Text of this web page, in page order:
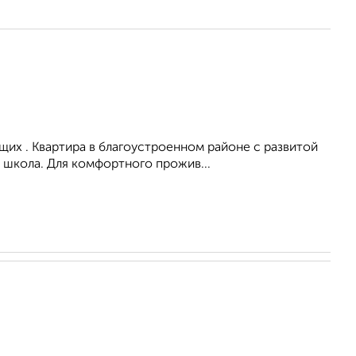
. Квартира в благоустроенном районе с развитой
школа. Для комфортного прожив...